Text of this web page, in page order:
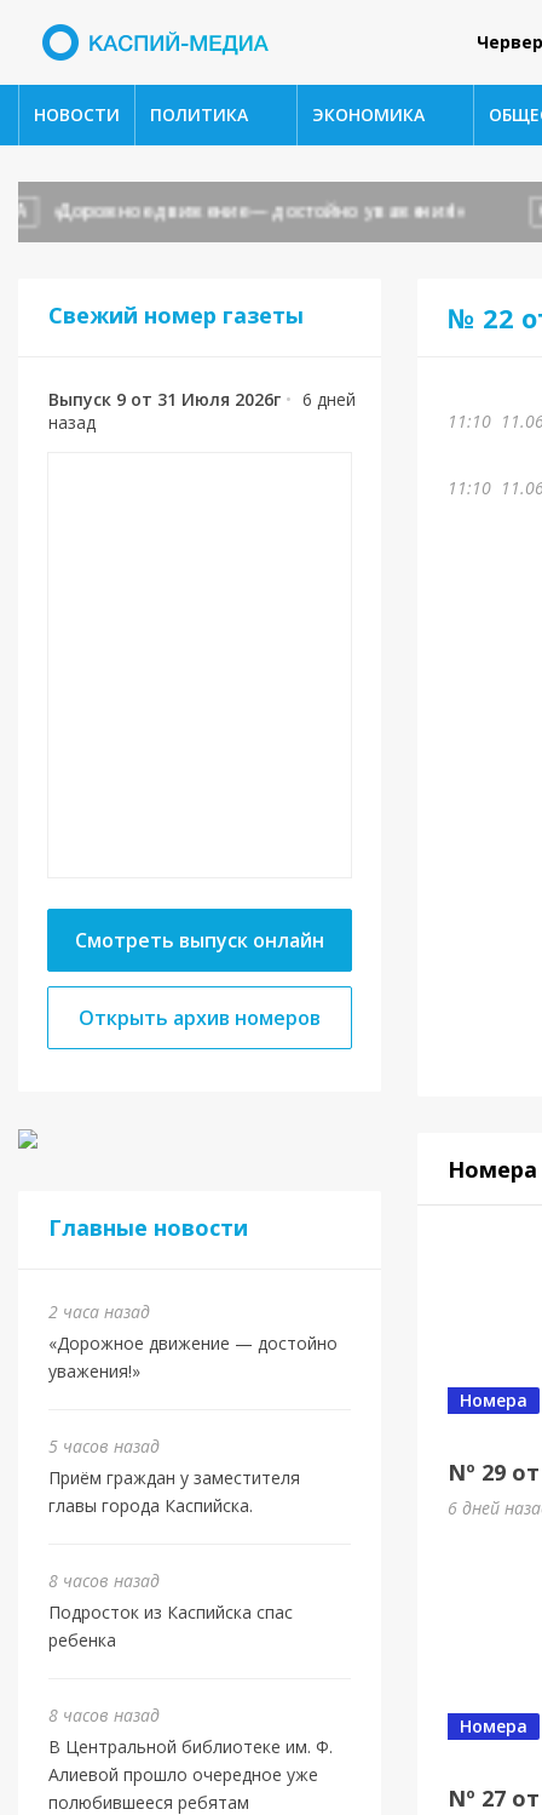
НОВОСТИ ПОЛИТИКА ЭКОНОМИКА
«Дорожное движение — достойно уважения!»
Свежий номер газеты
Выпуск 9 от 31 Июля 2026г • 6 дней
назад
Смотреть выпуск онлайн
Открыть архив номеров
Главные новости
2 часа назад
«Дорожное движение — достойно
уважения!»
5 часов назад
Приём граждан у заместителя
главы города Каспийска.
8 часов назад
Подросток из Каспийска спас
ребенка
8 часов назад
В Центральной библиотеке им. Ф.
Алиевой прошло очередное уже
полюбившееся ребятам
№ 22
11:10
11:10
Номера
Nº 29
Номера
6 дней
Nº 27
Номера